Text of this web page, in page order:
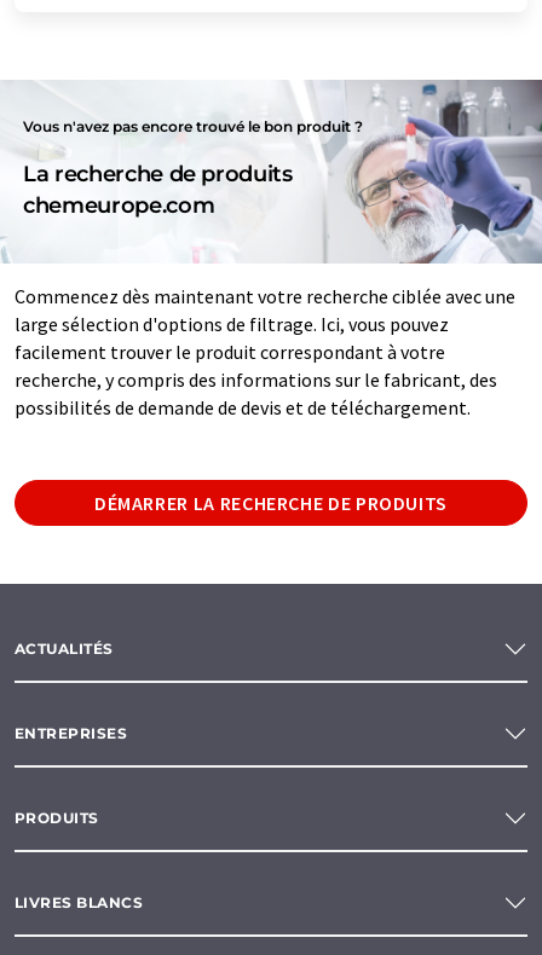
Vous n'avez pas encore trouvé le bon produit ?
La recherche de produits
chemeurope.com
Commencez dès maintenant votre recherche ciblée avec une
large sélection d'options de filtrage. Ici, vous pouvez
facilement trouver le produit correspondant à votre
recherche, y compris des informations sur le fabricant, des
possibilités de demande de devis et de téléchargement.
DÉMARRER LA RECHERCHE DE PRODUITS
ACTUALITÉS
ENTREPRISES
PRODUITS
LIVRES BLANCS